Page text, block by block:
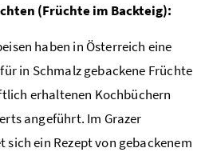
(Früchte im Backteig):
haben in Österreich eine
in Schmalz gebackene Früchte
erhaltenen Kochbüchern
angeführt. Im Grazer
sich ein Rezept von gebackenem